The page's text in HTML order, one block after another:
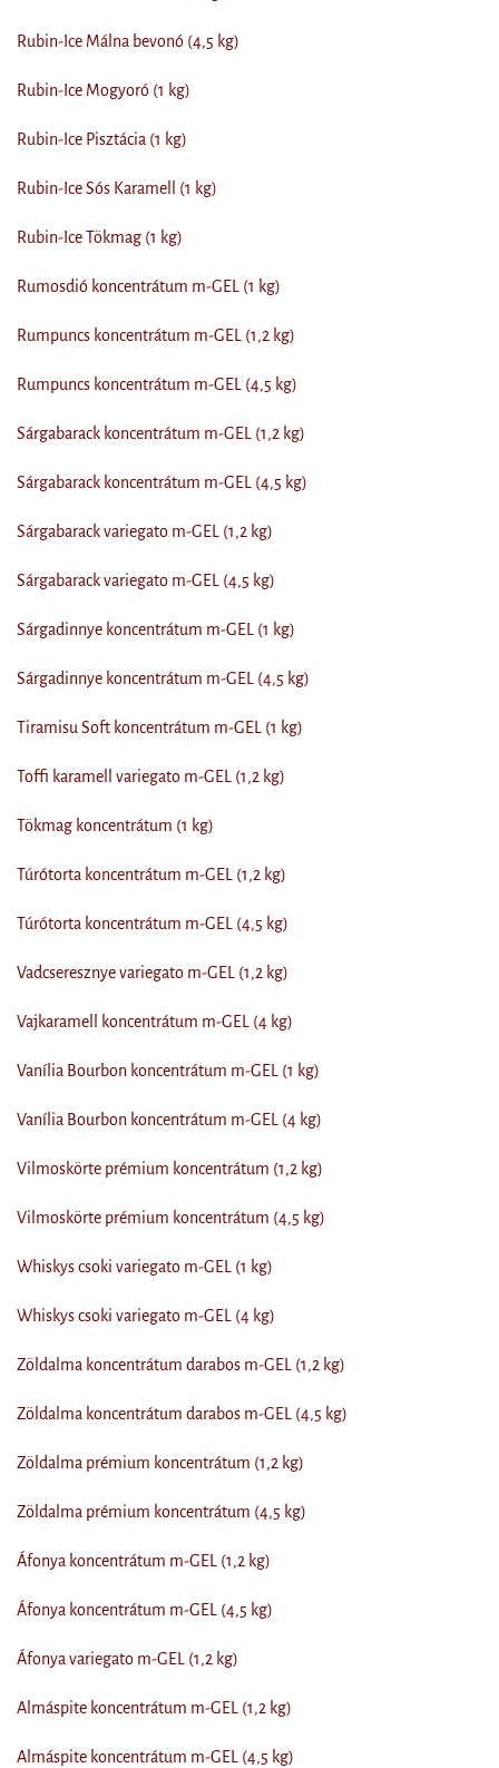
Rubin-Ice Málna bevonó (4,5 kg)
Rubin-Ice Mogyoró (1 kg)
Rubin-Ice Pisztácia (1 kg)
Rubin-Ice Sós Karamell (1 kg)
Rubin-Ice Tökmag (1 kg)
Rumosdió koncentrátum m-GEL (1 kg)
Rumpuncs koncentrátum m-GEL (1,2 kg)
Rumpuncs koncentrátum m-GEL (4,5 kg)
Sárgabarack koncentrátum m-GEL (1,2 kg)
Sárgabarack koncentrátum m-GEL (4,5 kg)
Sárgabarack variegato m-GEL (1,2 kg)
Sárgabarack variegato m-GEL (4,5 kg)
Sárgadinnye koncentrátum m-GEL (1 kg)
Sárgadinnye koncentrátum m-GEL (4,5 kg)
Tiramisu Soft koncentrátum m-GEL (1 kg)
Toffi karamell variegato m-GEL (1,2 kg)
Tökmag koncentrátum (1 kg)
Túrótorta koncentrátum m-GEL (1,2 kg)
Túrótorta koncentrátum m-GEL (4,5 kg)
Vadcseresznye variegato m-GEL (1,2 kg)
Vajkaramell koncentrátum m-GEL (4 kg)
Vanília Bourbon koncentrátum m-GEL (1 kg)
Vanília Bourbon koncentrátum m-GEL (4 kg)
Vilmoskörte prémium koncentrátum (1,2 kg)
Vilmoskörte prémium koncentrátum (4,5 kg)
Whiskys csoki variegato m-GEL (1 kg)
Whiskys csoki variegato m-GEL (4 kg)
Zöldalma koncentrátum darabos m-GEL (1,2 kg)
Zöldalma koncentrátum darabos m-GEL (4,5 kg)
Zöldalma prémium koncentrátum (1,2 kg)
Zöldalma prémium koncentrátum (4,5 kg)
Áfonya koncentrátum m-GEL (1,2 kg)
Áfonya koncentrátum m-GEL (4,5 kg)
Áfonya variegato m-GEL (1,2 kg)
Almáspite koncentrátum m-GEL (1,2 kg)
Almáspite koncentrátum m-GEL (4,5 kg)